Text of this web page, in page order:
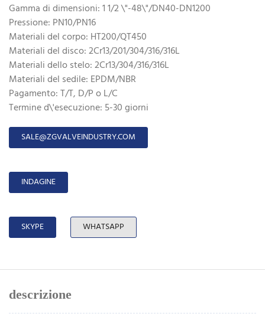
Gamma di dimensioni: 1 1/2 \"-48\"/DN40-DN1200
Pressione: PN10/PN16
Materiali del corpo: HT200/QT450
Materiali del disco: 2Cr13/201/304/316/316L
Materiali dello stelo: 2Cr13/304/316/316L
Materiali del sedile: EPDM/NBR
Pagamento: T/T, D/P o L/C
Termine d\'esecuzione: 5-30 giorni
SALE@ZGVALVEINDUSTRY.COM
INDAGINE
SKYPE WHATSAPP
descrizione